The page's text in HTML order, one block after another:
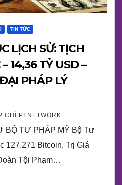
TIN TỨC
LỊCH SỬ: TỊCH
14,36 TỶ USD –
PHÁP LÝ
CHÍ PI NETWORK
BỘ TƯ PHÁP MỸ Bộ Tư
127.271 Bitcoin, Trị Giá
Tội Phạm…